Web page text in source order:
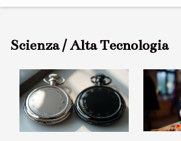
Scienza / Alta Tecnologia